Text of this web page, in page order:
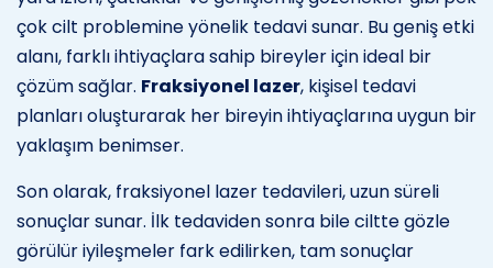
çok cilt problemine yönelik tedavi sunar. Bu geniş etki
alanı, farklı ihtiyaçlara sahip bireyler için ideal bir
çözüm sağlar. Fraksiyonel lazer, kişisel tedavi
planları oluşturarak her bireyin ihtiyaçlarına uygun bir
yaklaşım benimser.
Son olarak, fraksiyonel lazer tedavileri, uzun süreli
sonuçlar sunar. İlk tedaviden sonra bile ciltte gözle
görülür iyileşmeler fark edilirken, tam sonuçlar